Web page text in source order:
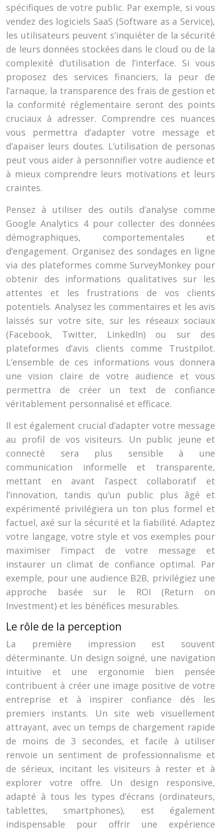
spécifiques de votre public. Par exemple, si vous
vendez des logiciels SaaS (Software as a Service),
les utilisateurs peuvent s’inquiéter de la sécurité
de leurs données stockées dans le cloud ou de la
complexité d’utilisation de l’interface. Si vous
proposez des services financiers, la peur de
l’arnaque, la transparence des frais de gestion et
la conformité réglementaire seront des points
cruciaux à adresser. Comprendre ces nuances
vous permettra d’adapter votre message et
d’apaiser leurs doutes. L’utilisation de personas
peut vous aider à personnifier votre audience et
à mieux comprendre leurs motivations et leurs
craintes.
Pensez à utiliser des outils d’analyse comme
Google Analytics 4 pour collecter des données
démographiques, comportementales et
d’engagement. Organisez des sondages en ligne
via des plateformes comme SurveyMonkey pour
obtenir des informations qualitatives sur les
attentes et les frustrations de vos clients
potentiels. Analysez les commentaires et les avis
laissés sur votre site, sur les réseaux sociaux
(Facebook, Twitter, LinkedIn) ou sur des
plateformes d’avis clients comme Trustpilot.
L’ensemble de ces informations vous donnera
une vision claire de votre audience et vous
permettra de créer un text de confiance
véritablement personnalisé et efficace.
Il est également crucial d’adapter votre message
au profil de vos visiteurs. Un public jeune et
connecté sera plus sensible à une
communication informelle et transparente,
mettant en avant l’aspect collaboratif et
l’innovation, tandis qu’un public plus âgé et
expérimenté privilégiera un ton plus formel et
factuel, axé sur la sécurité et la fiabilité. Adaptez
votre langage, votre style et vos exemples pour
maximiser l’impact de votre message et
instaurer un climat de confiance optimal. Par
exemple, pour une audience B2B, privilégiez une
approche basée sur le ROI (Return on
Investment) et les bénéfices mesurables.
Le rôle de la perception
La première impression est souvent
déterminante. Un design soigné, une navigation
intuitive et une ergonomie bien pensée
contribuent à créer une image positive de votre
entreprise et à inspirer confiance dès les
premiers instants. Un site web visuellement
attrayant, avec un temps de chargement rapide
de moins de 3 secondes, et facile à utiliser
renvoie un sentiment de professionnalisme et
de sérieux, incitant les visiteurs à rester et à
explorer votre offre. Un design responsive,
adapté à tous les types d’écrans (ordinateurs,
tablettes, smartphones), est également
indispensable pour offrir une expérience